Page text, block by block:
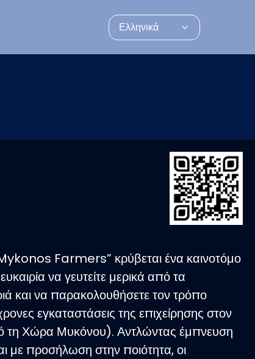
Ελληνικά
Farmers” κρύβεται ένα καινοτόμο
να γευτείτε μερικά από τα
και να παρακολουθήσετε τον τρόπο
εγκαταστάσεις της επιχείρησης στον
τη Χώρα Μυκόνου). Αντλώντας έμπνευση
με προσήλωση στην ποιότητα, οι